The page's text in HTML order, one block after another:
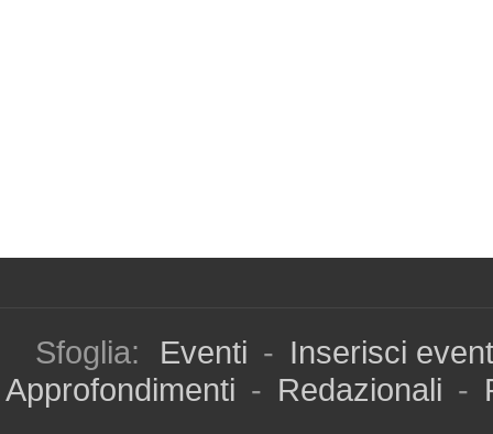
Sfoglia: Eventi - Inserisci
Approfondimenti - Redazionali -